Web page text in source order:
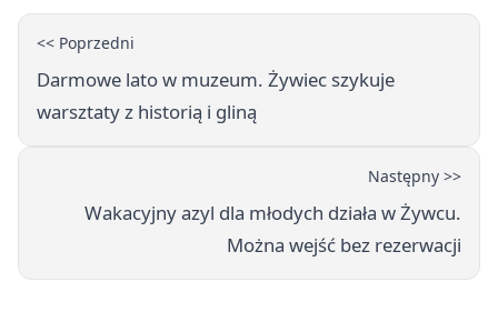
<< Poprzedni
Darmowe lato w muzeum. Żywiec szykuje
warsztaty z historią i gliną
Następny >>
Wakacyjny azyl dla młodych działa w Żywcu.
Można wejść bez rezerwacji